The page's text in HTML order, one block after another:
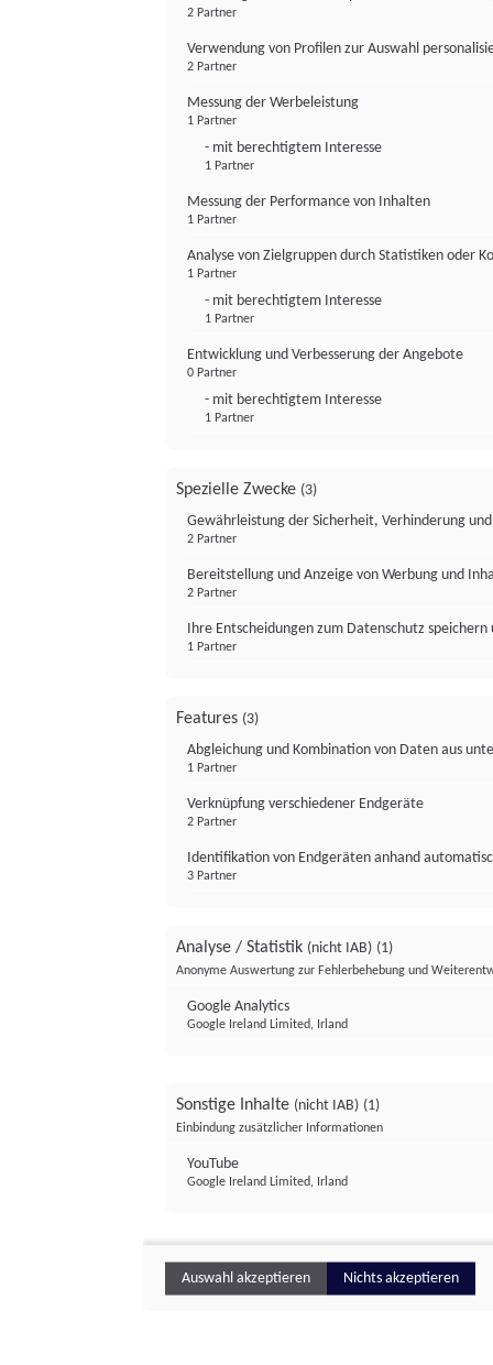
2 Partner
Verwendung von Profilen zur Auswahl
2 Partner
Messung der Werbeleistung
1 Partner
- mit berechtigtem Interesse
1 Partner
Messung der Performance von Inhalten
1 Partner
Analyse von Zielgruppen durch Statistiken oder
1 Partner
- mit berechtigtem Interesse
1 Partner
Entwicklung und Verbesserung der Angebote
0 Partner
- mit berechtigtem Interesse
1 Partner
Spezielle Zwecke (3)
Gewährleistung der Sicherheit, Verhinderung
2 Partner
Bereitstellung und Anzeige von Werbung und
2 Partner
Ihre Entscheidungen zum Datenschutz
1 Partner
Features (3)
Abgleichung und Kombination von Daten aus
1 Partner
Verknüpfung verschiedener Endgeräte
2 Partner
Identifikation von Endgeräten anhand
3 Partner
Analyse / Statistik (nicht IAB) (1)
Anonyme Auswertung zur Fehlerbehebung und
Google Analytics
Google Ireland Limited, Irland
Sonstige Inhalte (nicht IAB) (1)
Einbindung zusätzlicher Informationen
YouTube
Google Ireland Limited, Irland
Auswahl akzeptieren Nichts akzeptieren